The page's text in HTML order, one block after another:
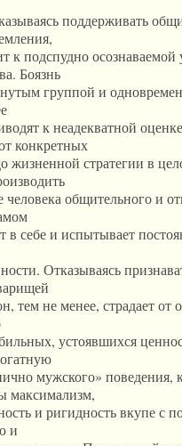
поддерживать
к подспудно осознаваемой
Боязнь
группой и
к неадекватной
конкретных
жизненной стратегии в
человека общительного и
в себе и испытывает
Отказываясь
тем не менее, страдает от
устоявшихся
мужского» поведения,
максимализм,
и ригидность вкупе с
и